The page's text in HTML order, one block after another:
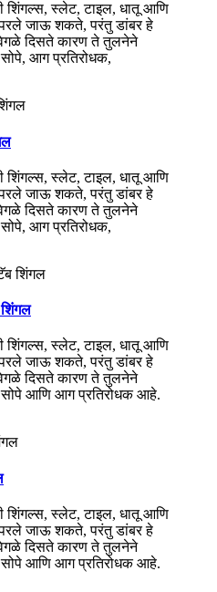
शिंगल्स, स्लेट, टाइल, धातू आणि
जाऊ शकते, परंतु डांबर हे
दिसते कारण ते तुलनेने
आग प्रतिरोधक,
शिंगल्स, स्लेट, टाइल, धातू आणि
जाऊ शकते, परंतु डांबर हे
दिसते कारण ते तुलनेने
आग प्रतिरोधक,
शिंगल्स, स्लेट, टाइल, धातू आणि
जाऊ शकते, परंतु डांबर हे
दिसते कारण ते तुलनेने
सोपे आणि आग प्रतिरोधक आहे.
शिंगल्स, स्लेट, टाइल, धातू आणि
जाऊ शकते, परंतु डांबर हे
दिसते कारण ते तुलनेने
सोपे आणि आग प्रतिरोधक आहे.